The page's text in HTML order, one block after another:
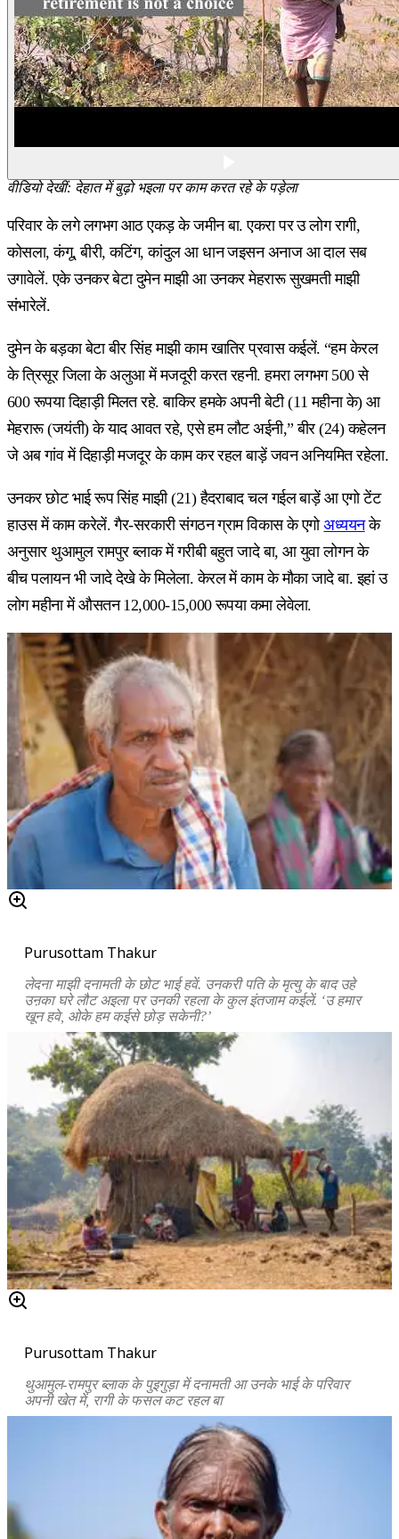
वीडियो देखीं: देहात में बुढ़ो भइला पर काम करत रहे के पड़ेला
परिवार के लगे लगभग आठ एकड़ के जमीन बा. एकरा पर उ लोग रागी,
कोसला, कंगू, बीरी, कटिंग, कांदुल आ धान जइसन अनाज आ दाल सब
उगावेलें. एके उनकर बेटा दुमेन माझी आ उनकर मेहरारू सुखमती माझी
संभारेलें.
दुमेन के बड़का बेटा बीर सिंह माझी काम खातिर प्रवास कईलें. “हम केरल
के त्रिसूर जिला के अलुआ में मजदूरी करत रहनी. हमरा लगभग 500 से
600 रूपया दिहाड़ी मिलत रहे. बाकिर हमके अपनी बेटी (11 महीना के) आ
मेहरारू (जयंती) के याद आवत रहे, एसे हम लौट अईनी,” बीर (24) कहेलन
जे अब गांव में दिहाड़ी मजदूर के काम कर रहल बाड़ें जवन अनियमित रहेला.
उनकर छोट भाई रूप सिंह माझी (21) हैदराबाद चल गईल बाड़ें आ एगो टेंट
हाउस में काम करेलें. गैर-सरकारी संगठन ग्राम विकास के एगोअध्ययनके
अनुसार थुआमुल रामपुर ब्लाक में गरीबी बहुत जादे बा, आ युवा लोगन के
बीच पलायन भी जादे देखे के मिलेला. केरल में काम के मौका जादे बा. इहां उ
लोग महीना में औसतन 12,000-15,000 रूपया कमा लेवेला.
Purusottam Thakur
लेदना माझी दनामती के छोट भाई हवें. उनकरी पति के मृत्यु के बाद उहे
उऩका घरे लौट अइला पर उनकी रहला के कुल इंतजाम कईलें. ‘उ हमार
खून हवे, ओके हम कईसे छोड़ सकेनी?’
Purusottam Thakur
थुआमुल-रामपुर ब्लाक के पुइगुड़ा में दनामती आ उनके भाई के परिवार
अपनी खेत में, रागी के फसल कट रहल बा